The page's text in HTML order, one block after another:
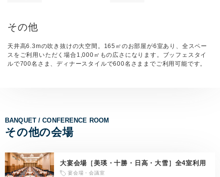
その他
天井高6.3mの吹き抜けの大空間。165㎡のお部屋が6室あり、全スペー
スをご利用いただく場合1,000㎡もの広さになります。ブッフェスタイ
ルで700名さま、ディナースタイルで600名さままでご利用可能です。
BANQUET / CONFERENCE ROOM
その他の会場
大宴会場［美瑛・十勝・日高・大雪］全4室利用
宴会場・会議室